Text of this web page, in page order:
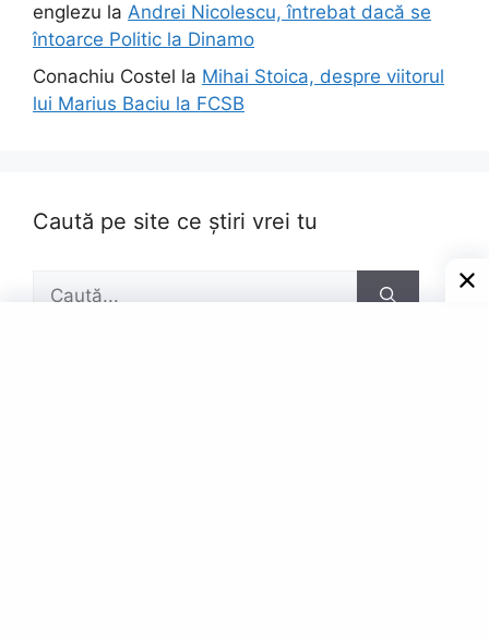
englezu la Andrei Nicolescu, întrebat dacă se
întoarce Politic la Dinamo
Conachiu Costel la Mihai Stoica, despre viitorul
lui Marius Baciu la FCSB
Caută pe site ce știri vrei tu
după: